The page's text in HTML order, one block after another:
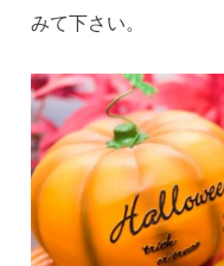
みて下さい。